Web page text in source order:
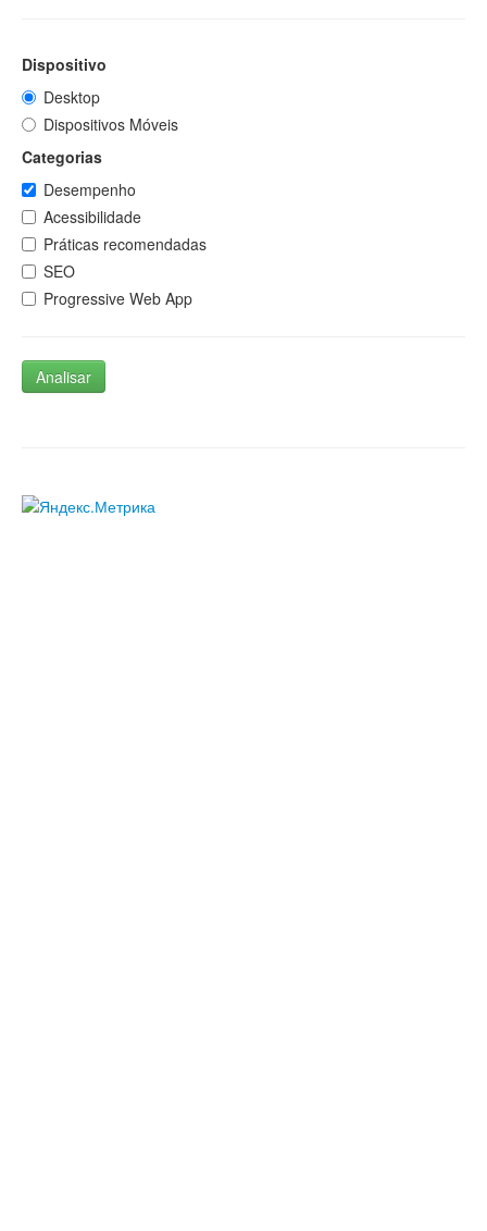
Dispositivo
Desktop
Dispositivos Móveis
Categorias
Desempenho
Acessibilidade
Práticas recomendadas
SEO
Progressive Web App
Analisar